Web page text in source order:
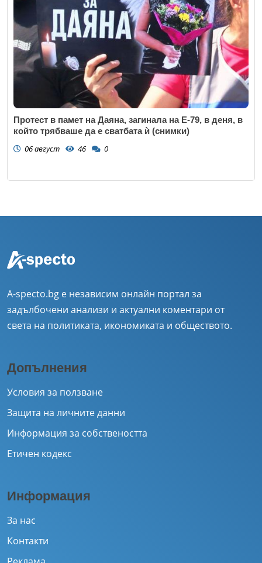
Протест в памет на Даяна, загинала на Е-79, в деня, в
който трябваше да е сватбата ѝ (снимки)
06 август 46 0
A-specto.bg е независим онлайн портал за
задълбочени анализи и актуални коментари от
света на политиката, икономиката и обществото.
Допълнения
Условия за ползване
Защита на личните данни
Информация за собствеността
Етичен кодекс
Информация
За нас
Контакти